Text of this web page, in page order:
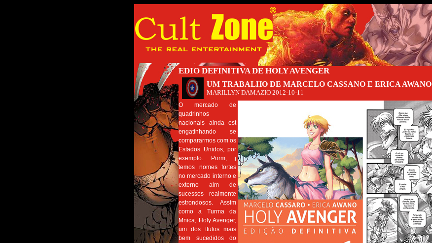
EDIO DEFINITIVA DE HOLY AVENGER
UM TRABALHO DE MARCELO CASSANO E ERICA AWANO
MARILLYN DAMAZIO 2012-10-11
O mercado de
quadrinhos
nacionais ainda est
engatinhando se
compararmos com os
Estados Unidos, por
exemplo. Porm, j
temos nomes fortes
no mercado interno e
externo alm de
sucessos realmente
estrondosos. Assim
como a Turma da
Mnica, Holy Avenger,
um dos ttulos mais
bem sucedidos do